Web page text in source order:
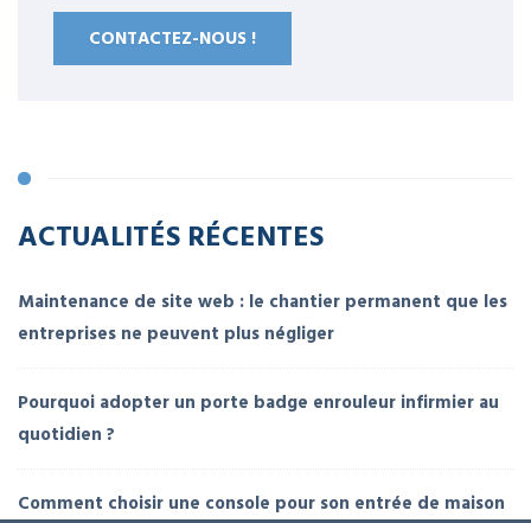
CONTACTEZ-NOUS !
ACTUALITÉS RÉCENTES
Maintenance de site web : le chantier permanent que les
entreprises ne peuvent plus négliger
Pourquoi adopter un porte badge enrouleur infirmier au
quotidien ?
Comment choisir une console pour son entrée de maison